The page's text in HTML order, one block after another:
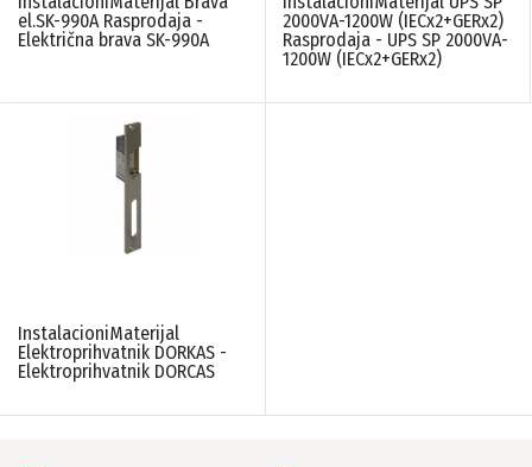
el.SK-990A Rasprodaja -
Električna brava SK-990A
2000VA-1200W (IECx2+GERx2)
Rasprodaja - UPS SP 2000VA-
1200W (IECx2+GERx2)
InstalacioniMaterijal
Elektroprihvatnik DORKAS -
Elektroprihvatnik DORCAS